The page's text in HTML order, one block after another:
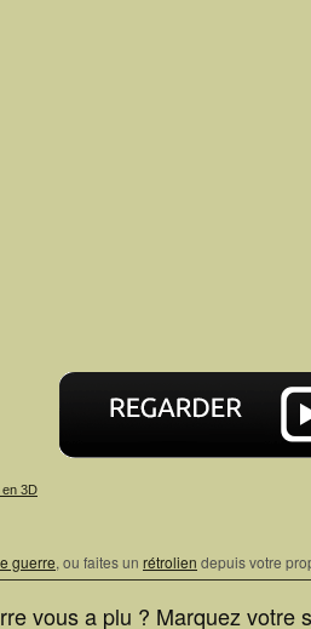
en 3D
guerre, ou faites un rétrolien depuis votre
vous a plu ? Marquez votre